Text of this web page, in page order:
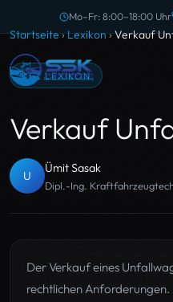
Mo–Fr: 8:00–18:00 Uhr
Startseite›Lexikon›Verkauf
KFZ LEXIKON
Verkauf
U
Ümit Sasak
Dipl.-Ing.
Der Verkauf eines
rechtlichen Anforderungen.